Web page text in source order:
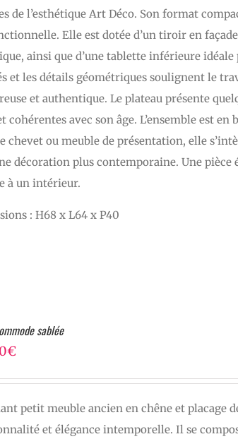
de l’esthétique Art Déco. Son format
Elle est dotée d’un tiroir en
ainsi que d’une tablette inférieure
et les détails géométriques soulignent le
et authentique. Le plateau présente
cohérentes avec son âge. L’ensemble est
chevet ou meuble de présentation, elle
décoration plus contemporaine. Une
à un intérieur.
: H68 x L64 x P40
sablée
€
petit meuble ancien en chêne et placage
et élégance intemporelle. Il se